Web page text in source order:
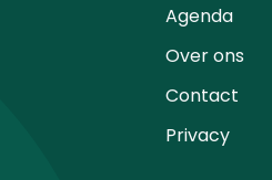
Agenda
Over ons
Contact
Privacy